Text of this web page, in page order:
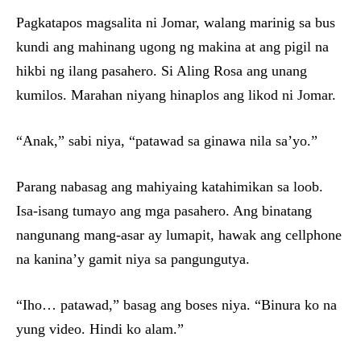
Pagkatapos magsalita ni Jomar, walang marinig sa bus
kundi ang mahinang ugong ng makina at ang pigil na
hikbi ng ilang pasahero. Si Aling Rosa ang unang
kumilos. Marahan niyang hinaplos ang likod ni Jomar.
“Anak,” sabi niya, “patawad sa ginawa nila sa’yo.”
Parang nabasag ang mahiyaing katahimikan sa loob.
Isa-isang tumayo ang mga pasahero. Ang binatang
nangunang mang-asar ay lumapit, hawak ang cellphone
na kanina’y gamit niya sa pangungutya.
“Iho… patawad,” basag ang boses niya. “Binura ko na
yung video. Hindi ko alam.”